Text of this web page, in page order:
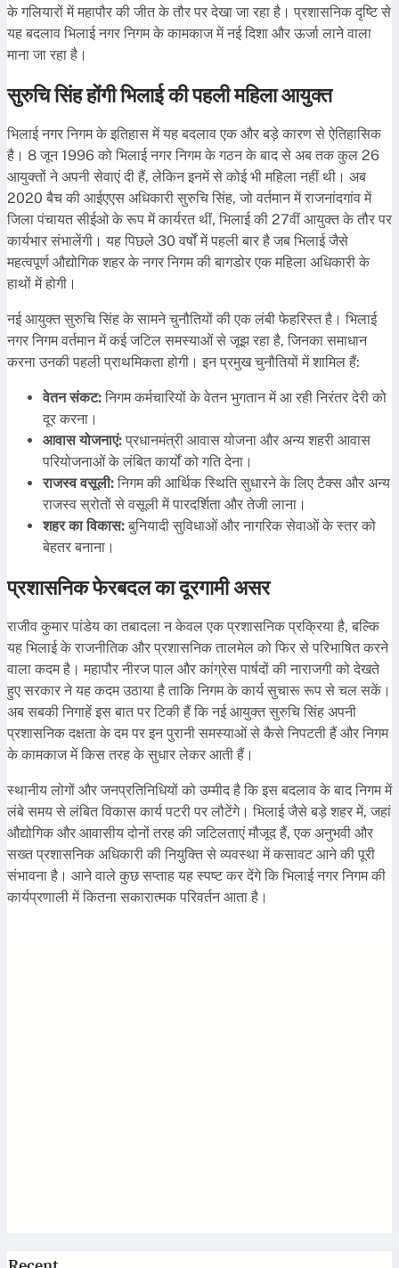
के गलियारों में महापौर की जीत के तौर पर देखा जा रहा है। प्रशासनिक दृष्टि से
यह बदलाव भिलाई नगर निगम के कामकाज में नई दिशा और ऊर्जा लाने वाला
माना जा रहा है।
सुरुचि सिंह होंगी भिलाई की पहली महिला आयुक्त
भिलाई नगर निगम के इतिहास में यह बदलाव एक और बड़े कारण से ऐतिहासिक
है। 8 जून 1996 को भिलाई नगर निगम के गठन के बाद से अब तक कुल 26
आयुक्तों ने अपनी सेवाएं दी हैं, लेकिन इनमें से कोई भी महिला नहीं थी। अब
2020 बैच की आईएएस अधिकारी सुरुचि सिंह, जो वर्तमान में राजनांदगांव में
जिला पंचायत सीईओ के रूप में कार्यरत थीं, भिलाई की 27वीं आयुक्त के तौर पर
कार्यभार संभालेंगी। यह पिछले 30 वर्षों में पहली बार है जब भिलाई जैसे
महत्वपूर्ण औद्योगिक शहर के नगर निगम की बागडोर एक महिला अधिकारी के
हाथों में होगी।
नई आयुक्त सुरुचि सिंह के सामने चुनौतियों की एक लंबी फेहरिस्त है। भिलाई
नगर निगम वर्तमान में कई जटिल समस्याओं से जूझ रहा है, जिनका समाधान
करना उनकी पहली प्राथमिकता होगी। इन प्रमुख चुनौतियों में शामिल हैं:
वेतन संकट: निगम कर्मचारियों के वेतन भुगतान में आ रही निरंतर देरी को
दूर करना।
आवास योजनाएं: प्रधानमंत्री आवास योजना और अन्य शहरी आवास
परियोजनाओं के लंबित कार्यों को गति देना।
राजस्व वसूली: निगम की आर्थिक स्थिति सुधारने के लिए टैक्स और अन्य
राजस्व स्रोतों से वसूली में पारदर्शिता और तेजी लाना।
शहर का विकास: बुनियादी सुविधाओं और नागरिक सेवाओं के स्तर को
बेहतर बनाना।
प्रशासनिक फेरबदल का दूरगामी असर
राजीव कुमार पांडेय का तबादला न केवल एक प्रशासनिक प्रक्रिया है, बल्कि
यह भिलाई के राजनीतिक और प्रशासनिक तालमेल को फिर से परिभाषित करने
वाला कदम है। महापौर नीरज पाल और कांग्रेस पार्षदों की नाराजगी को देखते
हुए सरकार ने यह कदम उठाया है ताकि निगम के कार्य सुचारू रूप से चल सकें।
अब सबकी निगाहें इस बात पर टिकी हैं कि नई आयुक्त सुरुचि सिंह अपनी
प्रशासनिक दक्षता के दम पर इन पुरानी समस्याओं से कैसे निपटती हैं और निगम
के कामकाज में किस तरह के सुधार लेकर आती हैं।
स्थानीय लोगों और जनप्रतिनिधियों को उम्मीद है कि इस बदलाव के बाद निगम में
लंबे समय से लंबित विकास कार्य पटरी पर लौटेंगे। भिलाई जैसे बड़े शहर में, जहां
औद्योगिक और आवासीय दोनों तरह की जटिलताएं मौजूद हैं, एक अनुभवी और
सख्त प्रशासनिक अधिकारी की नियुक्ति से व्यवस्था में कसावट आने की पूरी
संभावना है। आने वाले कुछ सप्ताह यह स्पष्ट कर देंगे कि भिलाई नगर निगम की
कार्यप्रणाली में कितना सकारात्मक परिवर्तन आता है।